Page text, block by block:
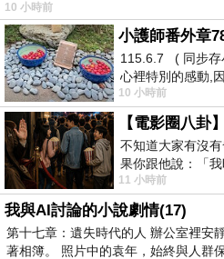
10 小時前
115.6.7 ( 同步存
心裡特別的感動,
智課的她,特來傾
10 小時前
不知道大家有沒
果你跟他說：「
出一種慈祥的微笑
11 小時前
我與AI討論的小說劇情(17)
第十七章：遺失時代的人 辦公室裡安
著相簿。 照片中的袁年，始終與人群